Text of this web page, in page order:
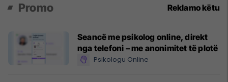
Promo Reklamo këtu
Seancë me psikolog online, direkt
nga telefoni – me anonimitet të plotë
Psikologu Online